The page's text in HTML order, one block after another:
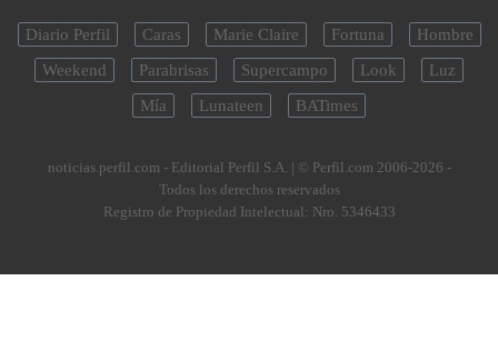
Diario Perfil Caras Marie Claire Fortuna
Hombre
Weekend
Parabrisas Supercampo Look
Luz
Mía
Lunateen BATimes
noticias.perfil.com - Editorial Perfil S.A. | © Perfil.com 2006-2026 -
Todos los derechos reservados
Registro de Propiedad Intelectual: Nro. 5346433